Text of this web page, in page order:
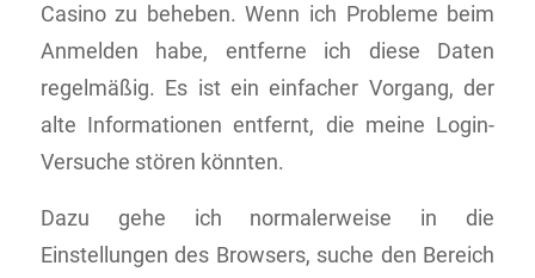
Casino zu beheben. Wenn ich Probleme beim
Anmelden habe, entferne ich diese Daten
regelmäßig. Es ist ein einfacher Vorgang, der
alte Informationen entfernt, die meine Login-
Versuche stören könnten.
Dazu gehe ich normalerweise in die
Einstellungen des Browsers, suche den Bereich